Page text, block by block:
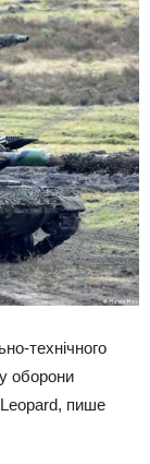
технічного
оборони
пише